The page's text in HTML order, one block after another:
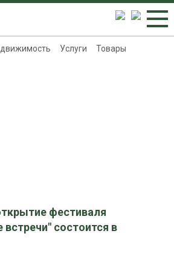
Услуги Товары
фестиваля
состоится в